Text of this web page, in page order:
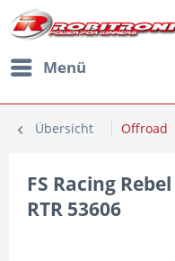
Menü
Übersicht Offroad
FS Racing
RTR 53606